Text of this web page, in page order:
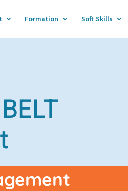
Formation Soft Skills